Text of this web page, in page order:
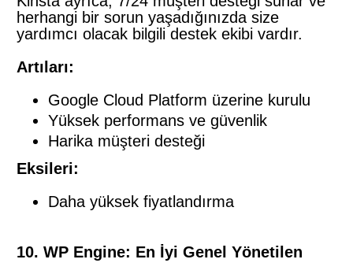
herhangi bir sorun yaşadığınızda size
yardımcı olacak bilgili destek ekibi vardır.
Artıları:
Google Cloud Platform üzerine kurulu
Yüksek performans ve güvenlik
Harika müşteri desteği
Eksileri:
Daha yüksek fiyatlandırma
10. WP Engine: En İyi Genel Yönetilen